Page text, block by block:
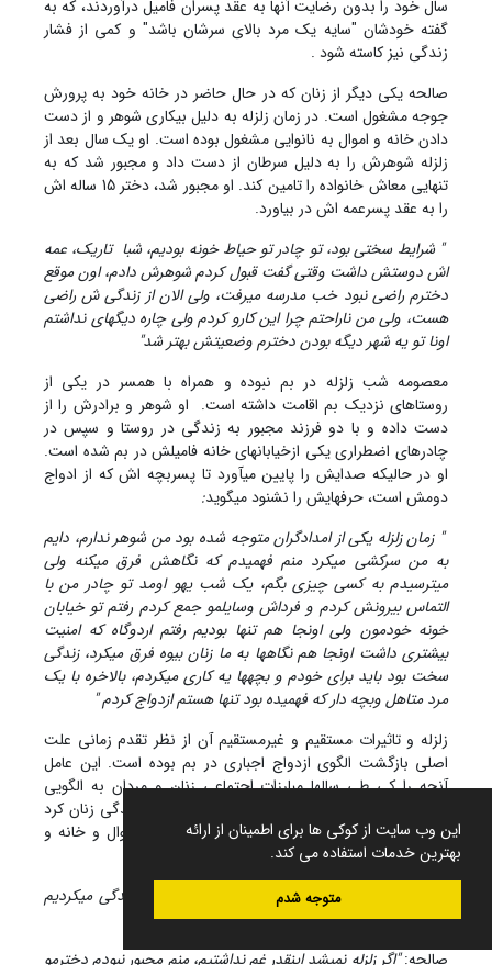
این وب سایت از کوکی ها برای اطمینان از ارائه
بهترین خدمات استفاده می کند.
متوجه شدم
سال خود را بدون رضایت آنها به عقد پسران فامیل درآوردند، که به
گفته خودشان "سایه یک مرد بالای سرشان باشد" و کمی از فشار
زندگی نیز کاسته شود .
صالحه یکی دیگر از زنان که در حال حاضر در خانه خود به پرورش
جوجه مشغول است. در زمان زلزله به دلیل بیکاری شوهر و از دست
دادن خانه و اموال به نانوایی مشغول بوده است. او یک سال بعد از
زلزله شوهرش را به دلیل سرطان از دست داد و مجبور شد که به
تنهایی معاش خانواده را تامین کند. او مجبور شد، دختر 15 ساله اش
را به عقد پسرعمه اش در بیاورد.
" شرایط سختی بود، تو چادر تو حیاط خونه بودیم، شبا تاریک، عمه
اش دوستش داشت وقتی گفت قبول کردم شوهرش دادم، اون موقع
دخترم راضی نبود خب مدرسه می‏رفت، ولی الان از زندگی ش راضی
هست، ولی من ناراحتم چرا این کارو کردم ولی چاره دیگه‏ای نداشتم
اونا تو یه شهر دیگه بودن دخترم وضعیتش بهتر شد"
معصومه شب زلزله در بم نبوده و همراه با همسر در یکی از
روستاهای نزدیک بم اقامت داشته است. او شوهر و برادرش را از
دست داده و با دو فرزند مجبور به زندگی در روستا و سپس در
چادرهای اضطراری یکی ازخیابانهای خانه فامیلش در بم شده است.
او در حالیکه صدایش را پایین می‏آورد تا پسربچه اش که از ادواج
دومش است، حرفهایش را نشنود میگوید:
" زمان زلزله یکی از امدادگران متوجه شده بود من شوهر ندارم، دایم
به من سرکشی می‏کرد منم فهمیدم که نگاهش فرق می‏کنه ولی
می‏ترسیدم به کسی چیزی بگم، یک شب یهو اومد تو چادر من با
التماس بیرونش کردم و فرداش وسایلمو جمع کردم رفتم تو خیابان
خونه خودمون ولی اونجا هم تنها بودیم رفتم اردوگاه که امنیت
بیشتری داشت اونجا هم نگاهها به ما زنان بیوه فرق می‏کرد، زندگی
سخت بود باید برای خودم و بچه‏ها یه کاری می‏کردم، بالاخره با یک
مرد متاهل وبچه دار که فهمیده بود تنها هستم ازدواج کردم "
زلزله و تاثیرات مستقیم و غیرمستقیم آن از نظر تقدم زمانی علت
اصلی بازگشت الگوی ازدواج اجباری در بم بوده است. این عامل
آنچه را کی طی سالها مبارزات اجتماعی زنان و مردان به الگویی
مناسب جامعه مدرن تبدیل کرده بود را مجدد وارد زندگی زنان کرد
زیرا زلزله و ترسهای ناشی از آن و از دست دادن اموال و خانه و
سرپناه، غریزه تلاش برای بقا و زندگی را بیدار کرد .
"اگر زلزله نمی‏شد با هر بدبختی بود با بابام اینا زندگی می‏کردیم
مدرسه می‏رفتم "
صالحه:"اگر زلزله نمی‏شد اینقدر غم نداشتیم، منم مجبور نبودم دخترمو